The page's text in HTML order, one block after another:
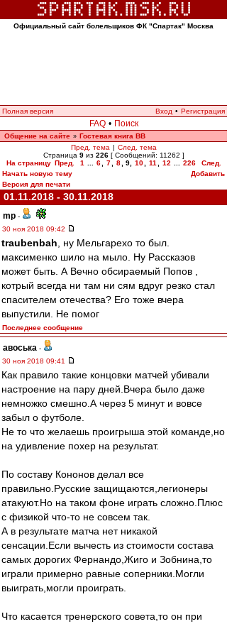
Официальный сайт болельщиков ФК "Спартак" Москва
Полная версия Вход • Регистрация
FAQ • Поиск
Общение на сайте » Гостевая книга ВВ
Пред. тема | След. тема
Страница 9из 226[ Сообщений: 11262 ]
На страницу Пред. 1 6 7 8 9, 10 11 12 226
След.
Начать новую тему
Добавить
Версия для печати
01.11.2018 - 30.11.2018
mp -
30 ноя 2018 09:42
traubenbah , ну Мельгарехо то был.
максименко шило на мыло. Ну Рассказов
может быть. А Вечно обсираемый Попов ,
котрый всегда ни там ни сям вдруг резко стал
спасителем отечества? Его тоже вчера
выпустили. Не помог
Последнее сообщение
авоська -
30 ноя 2018 09:41
Как правило такие концовки матчей убивали
настроение на пару дней.Вчера было даже
немножко смешно.А через 5 минут и вовсе
забыл о футболе.
Не то что желаешь проигрыша этой команде,но
на удивление похер на результат.
По составу Кононов делал все
правильно.Русские защищаются,легионеры
атакуют.Но на таком фоне играть сложно.Плюс
с физикой что-то не совсем так.
А в результате матча нет никакой
сенсации.Если вычесть из стоимости состава
самых дорогих Фернандо,Жиго и Зобнина,то
играли примерно равные соперники.Могли
выиграть,могли проиграть.
Что касается тренерского совета,то он при